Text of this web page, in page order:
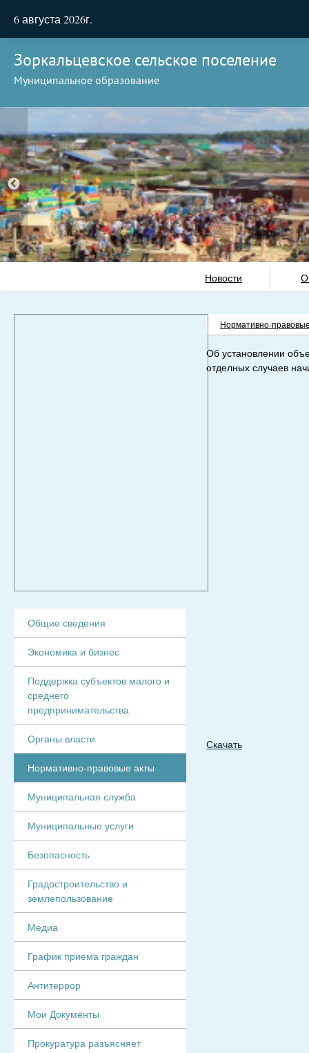
6 августа 2026г.
Зоркальцевское сельское поселение
Муниципальное образование
Новости
Нормативно-
Об установлении
отделных случаев
Скачать
Общие сведения
Экономика и бизнес
Поддержка субъектов малого и
среднего
предпринимательства
Органы власти
Нормативно-правовые акты
Муниципальная служба
Муниципальные услуги
Безопасность
Градостроительство и
землепользование
Медиа
График приема граждан
Антитеррор
Мои Документы
Прокуратура разъясняет